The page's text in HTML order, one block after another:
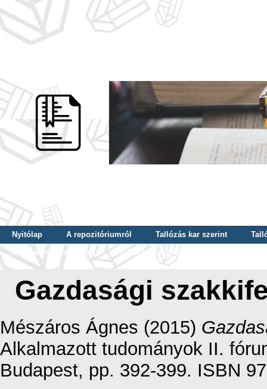
Nyitólap A repozitóriumról Tallózás kar szerint
Tallózás dátum szerint
Tallózás tudományterület szerint
Gazdasági
Mészáros Ágnes (2015)
Alkalmazott tudományok II.
Budapest, pp. 392-399. ISBN